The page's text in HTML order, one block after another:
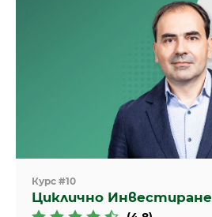
Курс #10
Циклично Инвестиране